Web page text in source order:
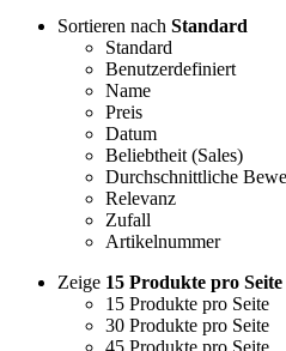
Sortieren nach Standard
Standard
Benutzerdefiniert
Name
Preis
Datum
Beliebtheit (Sales)
Durchschnittliche
Relevanz
Zufall
Artikelnummer
Zeige 15 Produkte pro Seite
15 Produkte pro Seite
30 Produkte pro Seite
45 Produkte pro Seite